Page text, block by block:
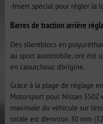
-Insert spécial pour régler la
Barres de traction arrière
Des silentblocs en
au sport automobile, ont été
en caoutchouc d'origine.
Grâce à la plage de réglage
Motorsport pour Nissan
maximale du véhicule sur
totale est d'environ 30 mm